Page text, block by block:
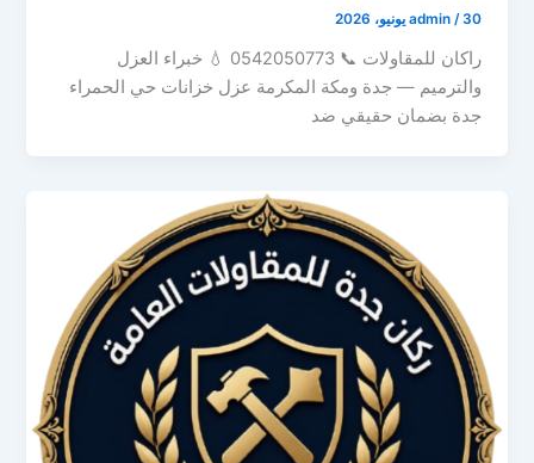
admin /30 يونيو، 2026
راكان للمقاولات 📞 0542050773 💧 خبراء العزل
والترميم — جدة ومكة المكرمة عزل خزانات حي الحمراء
جدة بضمان حقيقي ضد